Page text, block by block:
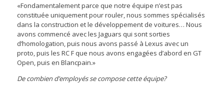
«Fondamentalement parce que notre équipe n’est pas
constituée uniquement pour rouler, nous sommes spécialisés
dans la construction et le développement de voitures… Nous
avons commencé avec les Jaguars qui sont sorties
d’homologation, puis nous avons passé à Lexus avec un
proto, puis les RC F que nous avons engagées d’abord en GT
Open, puis en Blancpain.»
De combien d’employés se compose cette équipe?